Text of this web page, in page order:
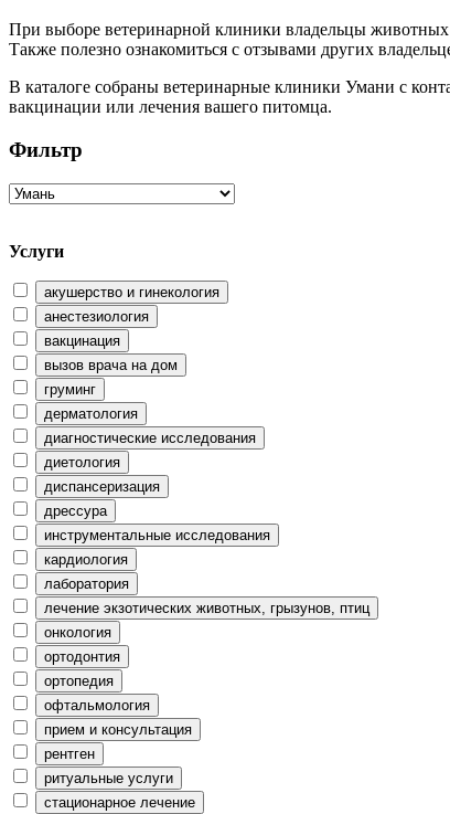
При выборе ветеринарной клиники владельцы
Также полезно ознакомиться с отзывами других
В каталоге собраны ветеринарные клиники Умани с
вакцинации или лечения вашего питомца.
Фильтр
Услуги
акушерство и гинекология
анестезиология
вакцинация
вызов врача на дом
груминг
дерматология
диагностические исследования
диетология
диспансеризация
дрессура
инструментальные исследования
кардиология
лаборатория
лечение экзотических животных, грызунов, птиц
онкология
ортодонтия
ортопедия
офтальмология
прием и консультация
рентген
ритуальные услуги
стационарное лечение